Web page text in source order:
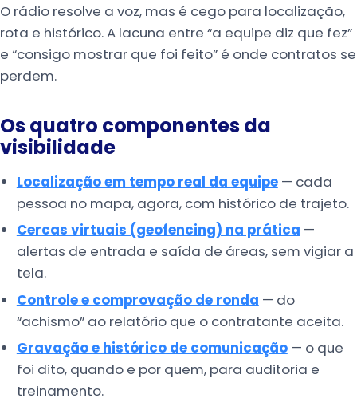
O rádio resolve a voz, mas é cego para localização,
rota e histórico. A lacuna entre “a equipe diz que fez”
e “consigo mostrar que foi feito” é onde contratos se
perdem.
Os quatro componentes da
visibilidade
Localização em tempo real da equipe— cada
pessoa no mapa, agora, com histórico de trajeto.
Cercas virtuais (geofencing) na prática —
alertas de entrada e saída de áreas, sem vigiar a
tela.
Controle e comprovação de ronda — do
“achismo” ao relatório que o contratante aceita.
Gravação e histórico de comunicação— o que
foi dito, quando e por quem, para auditoria e
treinamento.